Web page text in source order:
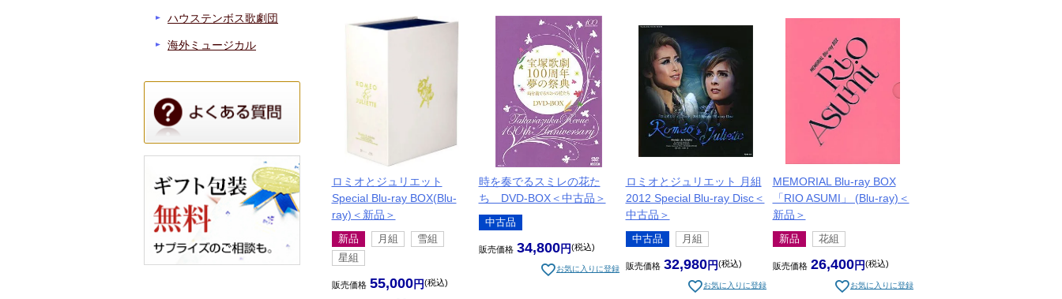
2013年5月、梅田芸術劇場メインホール公演『ME AND MY GIRL』サリー・スミス
2013年7月-10月、『ルパン －ARSENE LUPIN－／Fantastic Energy!』カーラ・ド・レルヌ
2013年11月-12月、全国ツアー公演『JIN-仁-／Fantastic Energy!』橘咲、結命
2014年1月、梅田芸術劇場メインホール公演『風と共に去りぬ』メラニー・ハミルトン
2014年3月-6月、『宝塚をどり／明日への指針－センチュリー号の航海日誌－／TAKARAZUKA 花詩集
100!!』レイラ
2014年7月-8月、博多座公演『宝塚をどり／明日への指針－センチュリー号の航海日誌－／TAKARAZUKA
2014年9月-12月、『PUCK(パック)／CRYSTAL TAKARAZUKA-イメージの結晶-』ハーミア
2015年2月-3月、中日劇場公演『風と共に去りぬ』メラニー・ハミルトン
ロミオとジュリエット
Special Blu-ray BOX(Blu-
ray)＜新品＞
新品 月組
雪組
星組
販売価格 55,000 税込
時を奏でるスミレの花た
ち DVD-BOX＜中古品＞
中古品
販売価格 34,800 税込
お気に入りに登録
ロミオとジュリエット 月組
2012 Special Blu-ray Disc＜
中古品＞
中古品 月組
販売価格 32,980 税込
お気に入りに登録
MEMORIAL Blu-ray BOX
「RIO ASUMI」 (Blu-ray)＜
新品＞
新品 花組
販売価格 26,400 税込
お気に入りに登録
ハウステンボス歌劇団
海外ミュージカル